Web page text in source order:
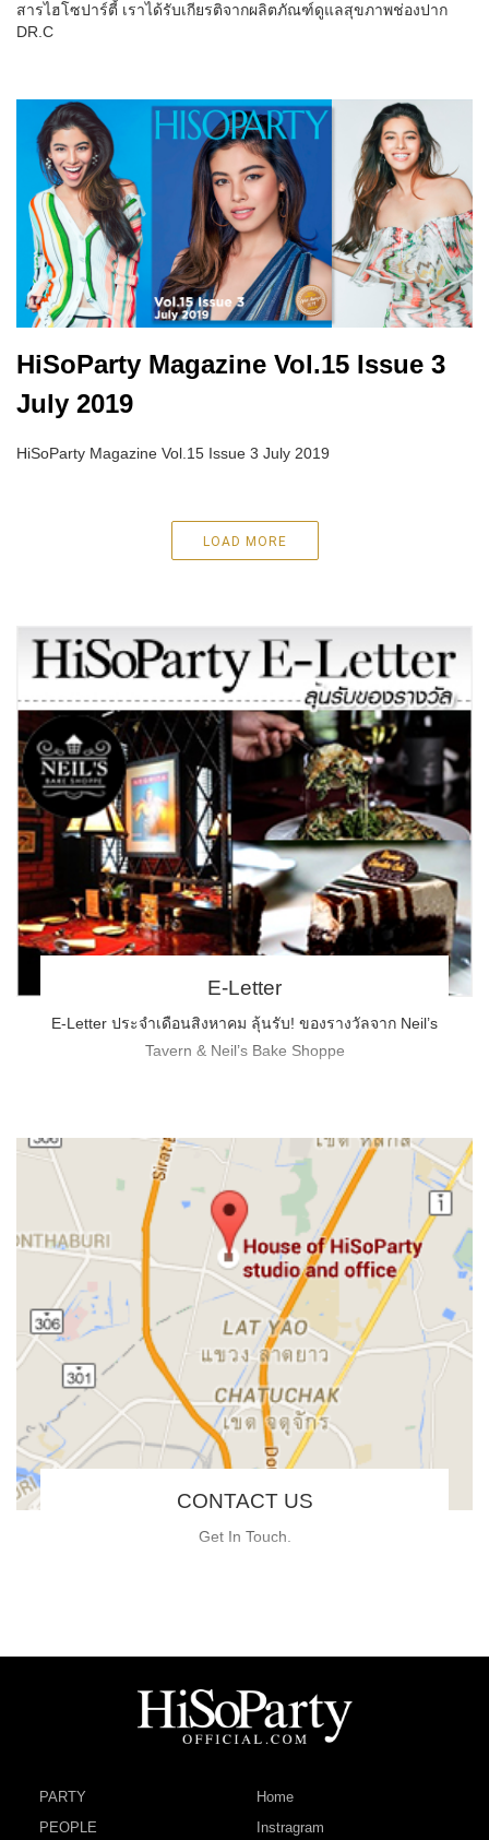
สารไฮโซปาร์ตี้ เราได้รับเกียรติจากผลิตภัณฑ์ดูแลสุขภาพช่องปาก
DR.C
HiSoParty Magazine Vol.15 Issue 3
July 2019
HiSoParty Magazine Vol.15 Issue 3 July 2019
LOAD MORE
E-Letter
E-Letter ประจำเดือนสิงหาคม ลุ้นรับ! ของรางวัลจาก Neil’s
Tavern & Neil’s Bake Shoppe
CONTACT US
Get In Touch.
PARTY
PEOPLE
Home
Instragram